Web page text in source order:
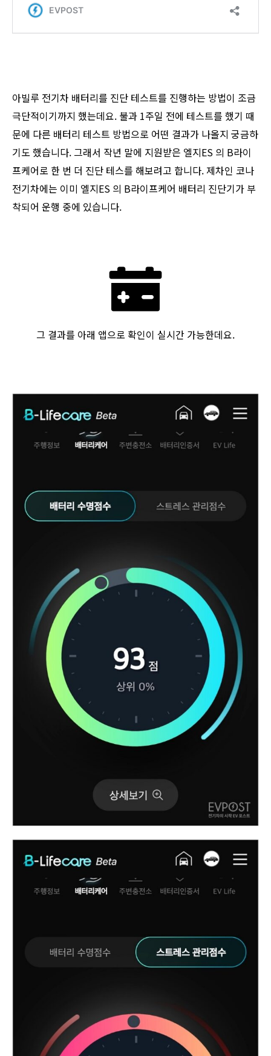
아빌루 전기차 배터리를 진단 테스트를 진행하는 방법이 조금
극단적이기까지 했는데요. 불과 1주일 전에 테스트를 했기 때
문에 다른 배터리 테스트 방법으로 어떤 결과가 나올지 궁금하
기도 했습니다. 그래서 작년 말에 지원받은 엘지ES 의 B라이
프케어로 한 번 더 진단 테스를 해보려고 합니다. 제차인 코나
전기차에는 이미 엘지ES 의 B라이프케어 배터리 진단기가 부
착되어 운행 중에 있습니다.
그 결과를 아래 앱으로 확인이 실시간 가능한데요.